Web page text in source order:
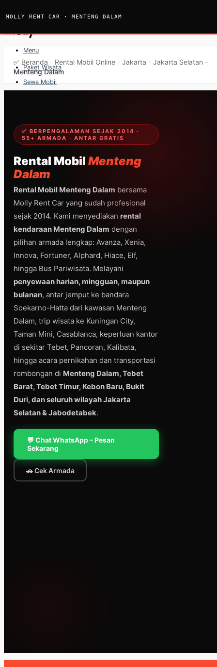
to
Menu
Paket Wisata
Sewa Mobil
Sewa Hiace
Hubungi
Hubungi
MOLLY RENT CAR · MENTENG DALAM
✅ Beranda - Rental Mobil Online - Jakarta - Jakarta Selatan -
Menteng Dalam
✅ BERPENGALAMAN SEJAK 2014 ·
55+ ARMADA · ANTAR GRATIS
Rental Mobil Menteng
Dalam
Rental Mobil Menteng Dalam bersama
Molly Rent Car yang sudah profesional
sejak 2014. Kami menyediakan rental
kendaraan Menteng Dalam dengan
pilihan armada lengkap: Avanza, Xenia,
Innova, Fortuner, Alphard, Hiace, Elf,
hingga Bus Pariwisata. Melayani
penyewaan harian, mingguan, maupun
bulanan, antar jemput ke bandara
Soekarno-Hatta dari kawasan Menteng
Dalam, trip wisata ke Kuningan City,
Taman Mini, Casablanca, keperluan kantor
di sekitar Tebet, Pancoran, Kalibata,
hingga acara pernikahan dan transportasi
rombongan di Menteng Dalam, Tebet
Barat, Tebet Timur, Kebon Baru, Bukit
Duri, dan seluruh wilayah Jakarta
Selatan & Jabodetabek.
💬 Chat WhatsApp – Pesan
Sekarang
🚗 Cek Armada